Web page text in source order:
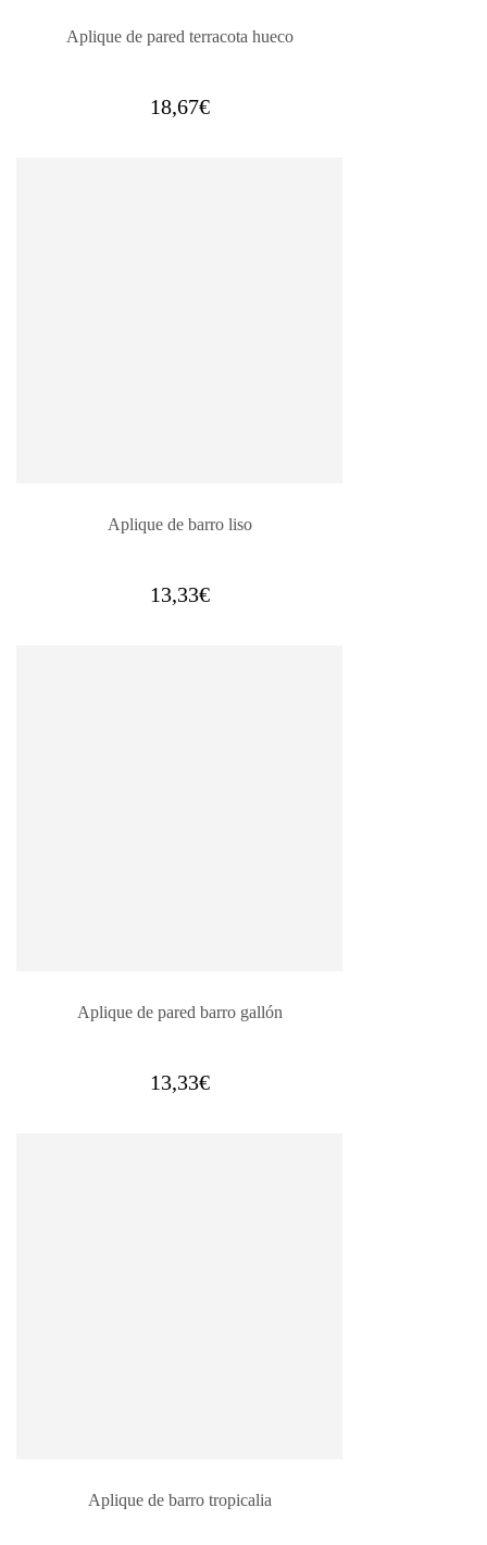
Aplique de pared terracota hueco
18,67€
Aplique de barro liso
13,33€
Aplique de pared barro gallón
13,33€
Aplique de barro tropicalia